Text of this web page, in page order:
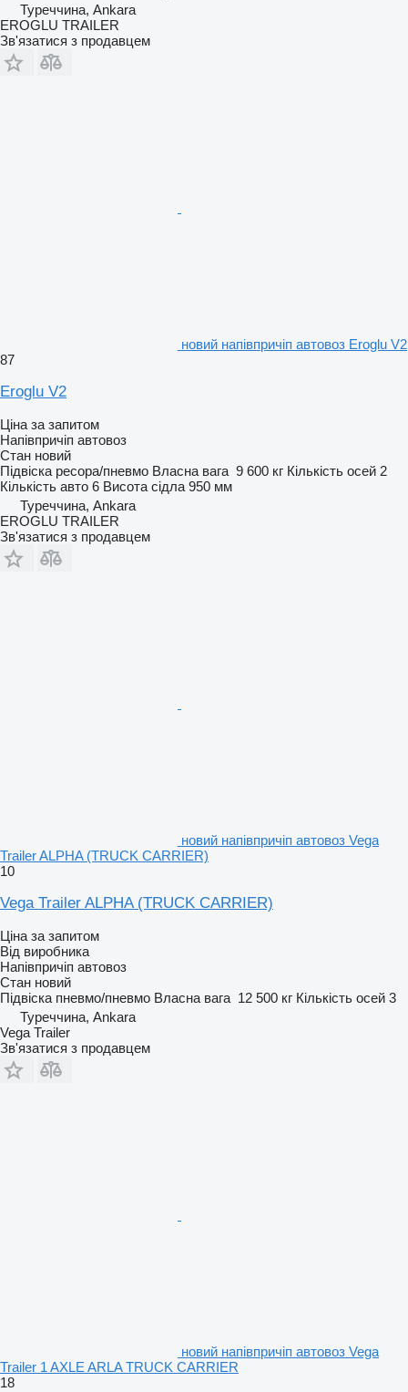
Туреччина, Ankara
EROGLU TRAILER
Зв'язатися з продавцем
новий напівпричіп автовоз Eroglu V2
87
Eroglu V2
Ціна за запитом
Напівпричіп автовоз
Стан новий
Підвіска ресора/пневмо Власна вага 9 600 кг Кількість осей 2
Кількість авто 6 Висота сідла 950 мм
Туреччина, Ankara
EROGLU TRAILER
Зв'язатися з продавцем
новий напівпричіп автовоз Vega
Trailer ALPHA (TRUCK CARRIER)
10
Vega Trailer ALPHA (TRUCK CARRIER)
Ціна за запитом
Від виробника
Напівпричіп автовоз
Стан новий
Підвіска пневмо/пневмо Власна вага 12 500 кг Кількість осей 3
Туреччина, Ankara
Vega Trailer
Зв'язатися з продавцем
новий напівпричіп автовоз Vega
Trailer 1 AXLE ARLA TRUCK CARRIER
18